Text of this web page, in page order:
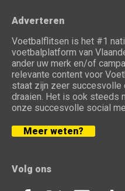
Adverteren
Voetbalflitsen is het #1
voetbalplatform van
ander uw merk en/of
relevante content voor
staat zijn zeer succesvolle
draaien. Het is ook steeds
onze succesvolle social
Meer weten?
Volg ons